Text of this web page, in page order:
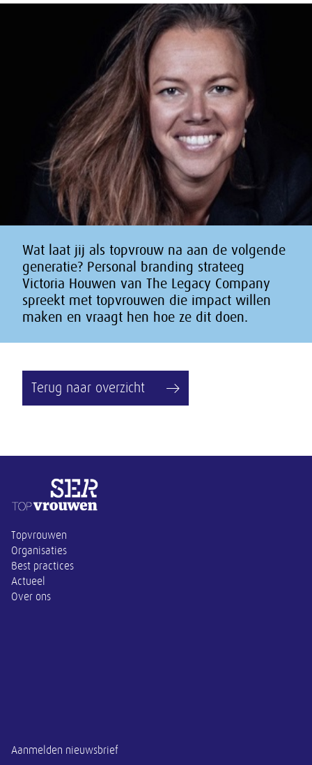
Wat laat jij als topvrouw na aan de volgende
generatie? Personal branding strateeg
Victoria Houwen van The Legacy Company
spreekt met topvrouwen die impact willen
maken en vraagt hen hoe ze dit doen.
Terug naar overzicht
Overige informatie
Aanmelden nieuwsbrief
Topvrouwen
Organisaties
Best practices
Actueel
Over ons